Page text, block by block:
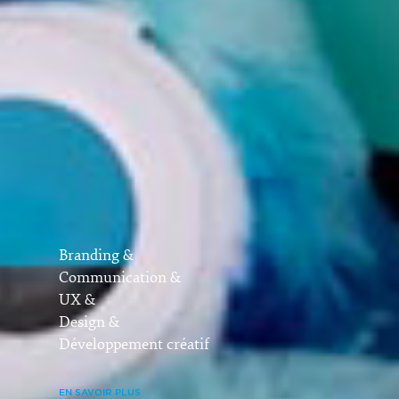
Branding &
Communication &
UX &
Design &
Développement créatif
EN SAVOIR PLUS